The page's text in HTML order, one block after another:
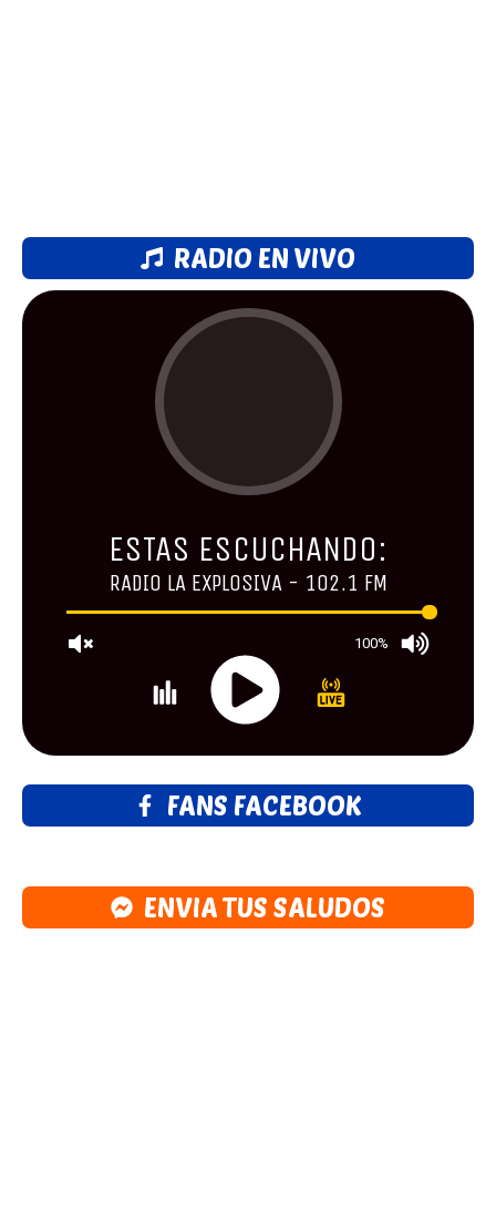
RADIO EN VIVO
FANS FACEBOOK
ENVIA TUS SALUDOS